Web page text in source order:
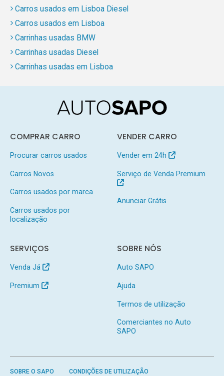
Carros usados em Lisboa Diesel
Carros usados em Lisboa
Carrinhas usadas BMW
Carrinhas usadas Diesel
Carrinhas usadas em Lisboa
COMPRAR CARRO
Procurar carros usados
Carros Novos
Carros usados por marca
Carros usados por
localização
VENDER CARRO
Vender em 24h
Serviço de Venda Premium
Anunciar Grátis
SERVIÇOS
Venda Já
Premium
SOBRE NÓS
Auto SAPO
Ajuda
Termos de utilização
Comerciantes no Auto
SAPO
SOBRE O SAPO CONDIÇÕES DE UTILIZAÇÃO